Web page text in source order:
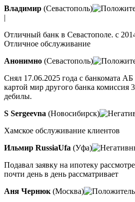
Владимир (Севастополь)
|
Отличный банк в Севастополе. с
Отличное обслуживание
Анонимно (Севастополь)
Снял 17.06.2025 года с банкомата АБ
картой мир другого банка комиссия
дебилы.
S Sergeevna (Новосибирск)
Хамское обслуживание клиентов
Ильмир RussiaUfa (Уфа)
Подавал заявку на ипотеку
почти день в день рассматривает
Аня Чернюк (Москва)